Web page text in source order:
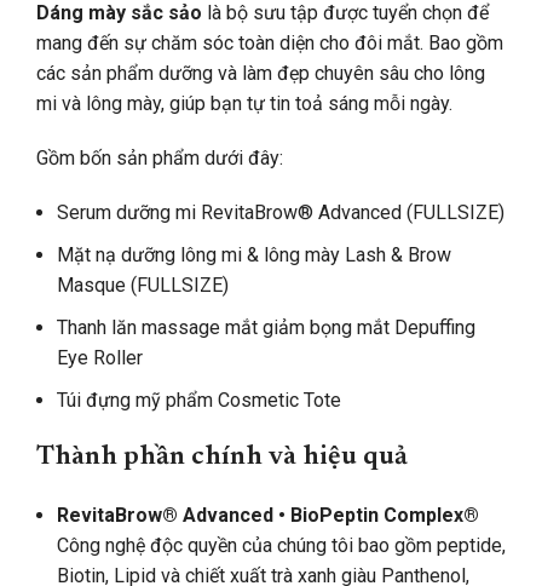
Dáng mày sắc sảo là bộ sưu tập được tuyển chọn để
mang đến sự chăm sóc toàn diện cho đôi mắt. Bao gồm
các sản phẩm dưỡng và làm đẹp chuyên sâu cho lông
mi và lông mày, giúp bạn tự tin toả sáng mỗi ngày.
Gồm bốn sản phẩm dưới đây:
Serum dưỡng mi RevitaBrow® Advanced (FULLSIZE)
Mặt nạ dưỡng lông mi & lông mày Lash & Brow
Masque (FULLSIZE)
Thanh lăn massage mắt giảm bọng mắt Depuffing
Eye Roller
Túi đựng mỹ phẩm Cosmetic Tote
Thành phần chính và hiệu quả
RevitaBrow® Advanced • BioPeptin Complex®
Công nghệ độc quyền của chúng tôi bao gồm peptide,
Biotin, Lipid và chiết xuất trà xanh giàu Panthenol,